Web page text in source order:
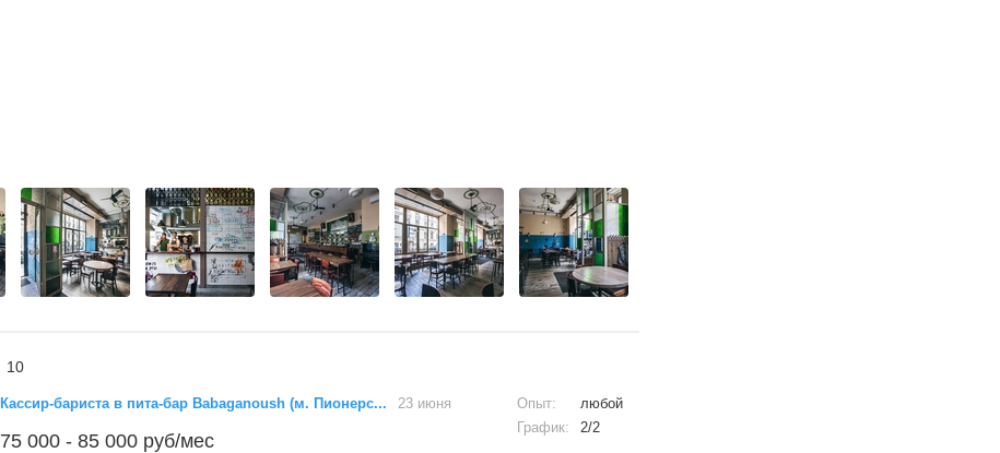
10
Кассир-бариста в пита-бар Babaganoush (м. Пионерс... 23 июня
75 000 - 85 000 руб/мес
Опыт:
любой
График:
2/2